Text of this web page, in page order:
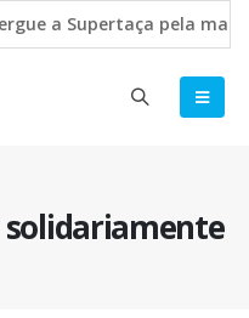
a Supertaça pela
quer ouvir as